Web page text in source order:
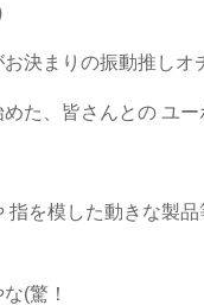
決まりの振動推しオ
た、皆さんとの ユー
を模した動きな製
(驚！